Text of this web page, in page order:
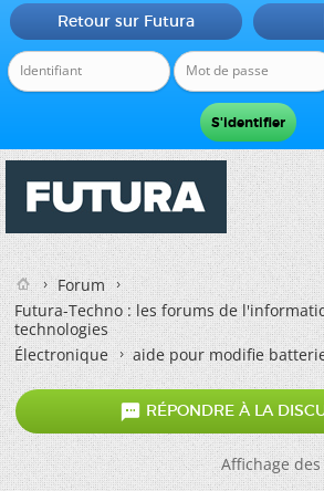
Retour sur Futura
Forum
Futura-Techno : les forums de
technologies
Électronique
aide pour modifie
 RÉPONDRE À LA
Affichage